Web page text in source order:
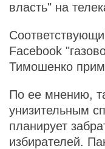
власть" на
Facebook
Тимошенко
По ее мнению,
унизительным
планирует
избирателей.